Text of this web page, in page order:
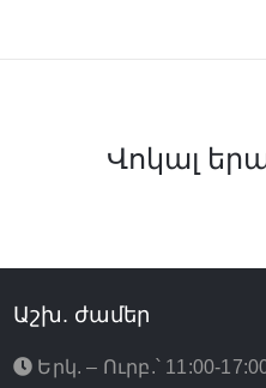
Վոկալ
Աշխ. ժամեր
Երկ. – Ուրբ.՝ 11:00-